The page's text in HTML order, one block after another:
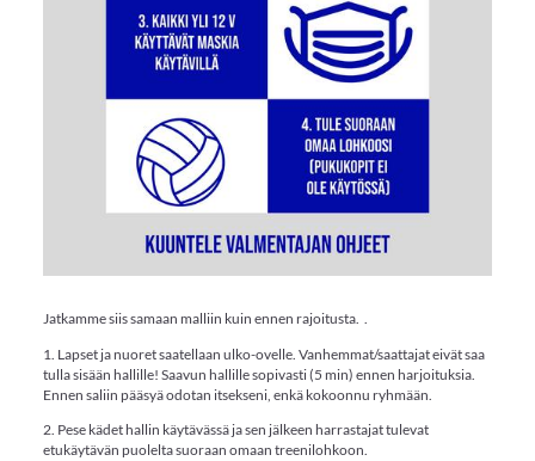
Jatkamme siis samaan malliin kuin ennen rajoitusta. .
1. Lapset ja nuoret saatellaan ulko-ovelle. Vanhemmat/saattajat eivät saa
tulla sisään hallille! Saavun hallille sopivasti (5 min) ennen harjoituksia.
Ennen saliin pääsyä odotan itsekseni, enkä kokoonnu ryhmään.
2. Pese kädet hallin käytävässä ja sen jälkeen harrastajat tulevat
etukäytävän puolelta suoraan omaan treenilohkoon.